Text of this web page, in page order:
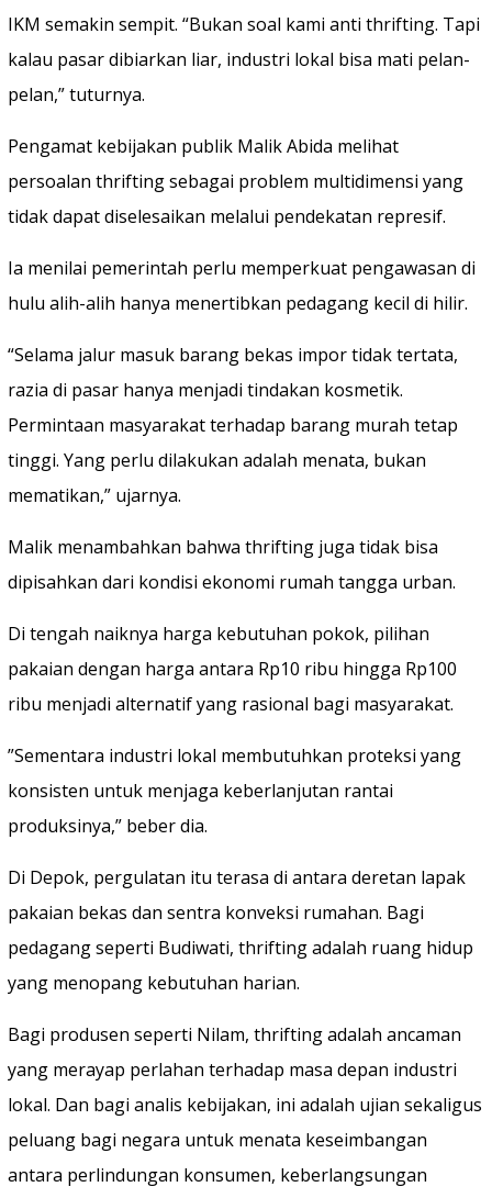
IKM semakin sempit. “Bukan soal kami anti thrifting. Tapi
kalau pasar dibiarkan liar, industri lokal bisa mati pelan-
pelan,” tuturnya.
‎Pengamat kebijakan publik Malik Abida melihat
persoalan thrifting sebagai problem multidimensi yang
tidak dapat diselesaikan melalui pendekatan represif.
Ia menilai pemerintah perlu memperkuat pengawasan di
hulu alih-alih hanya menertibkan pedagang kecil di hilir.
‎“Selama jalur masuk barang bekas impor tidak tertata,
razia di pasar hanya menjadi tindakan kosmetik.
Permintaan masyarakat terhadap barang murah tetap
tinggi. Yang perlu dilakukan adalah menata, bukan
mematikan,” ujarnya.
‎Malik menambahkan bahwa thrifting juga tidak bisa
dipisahkan dari kondisi ekonomi rumah tangga urban.
Di tengah naiknya harga kebutuhan pokok, pilihan
pakaian dengan harga antara Rp10 ribu hingga Rp100
ribu menjadi alternatif yang rasional bagi masyarakat.
‎”Sementara industri lokal membutuhkan proteksi yang
konsisten untuk menjaga keberlanjutan rantai
produksinya,” beber dia.
‎Di Depok, pergulatan itu terasa di antara deretan lapak
pakaian bekas dan sentra konveksi rumahan. Bagi
pedagang seperti Budiwati, thrifting adalah ruang hidup
yang menopang kebutuhan harian.
Bagi produsen seperti Nilam, thrifting adalah ancaman
yang merayap perlahan terhadap masa depan industri
lokal. Dan bagi analis kebijakan, ini adalah ujian sekaligus
peluang bagi negara untuk menata keseimbangan
antara perlindungan konsumen, keberlangsungan